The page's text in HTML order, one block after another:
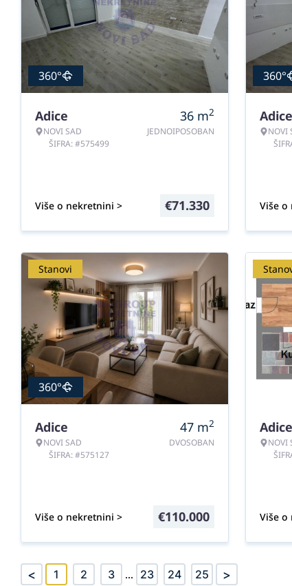
360°
Adice
NOVI SAD
ŠIFRA: #575499
36 m2
JEDNOIPOSOBAN
Više o nekretnini > €71.330
360°
Adice
NOVI
Više o
Stanovi
360°
Adice
NOVI SAD
ŠIFRA: #575127
47 m2
DVOSOBAN
Više o nekretnini > €110.000
Adice
NOVI
Više o
< 1 2 3 ... 23 24 25 >